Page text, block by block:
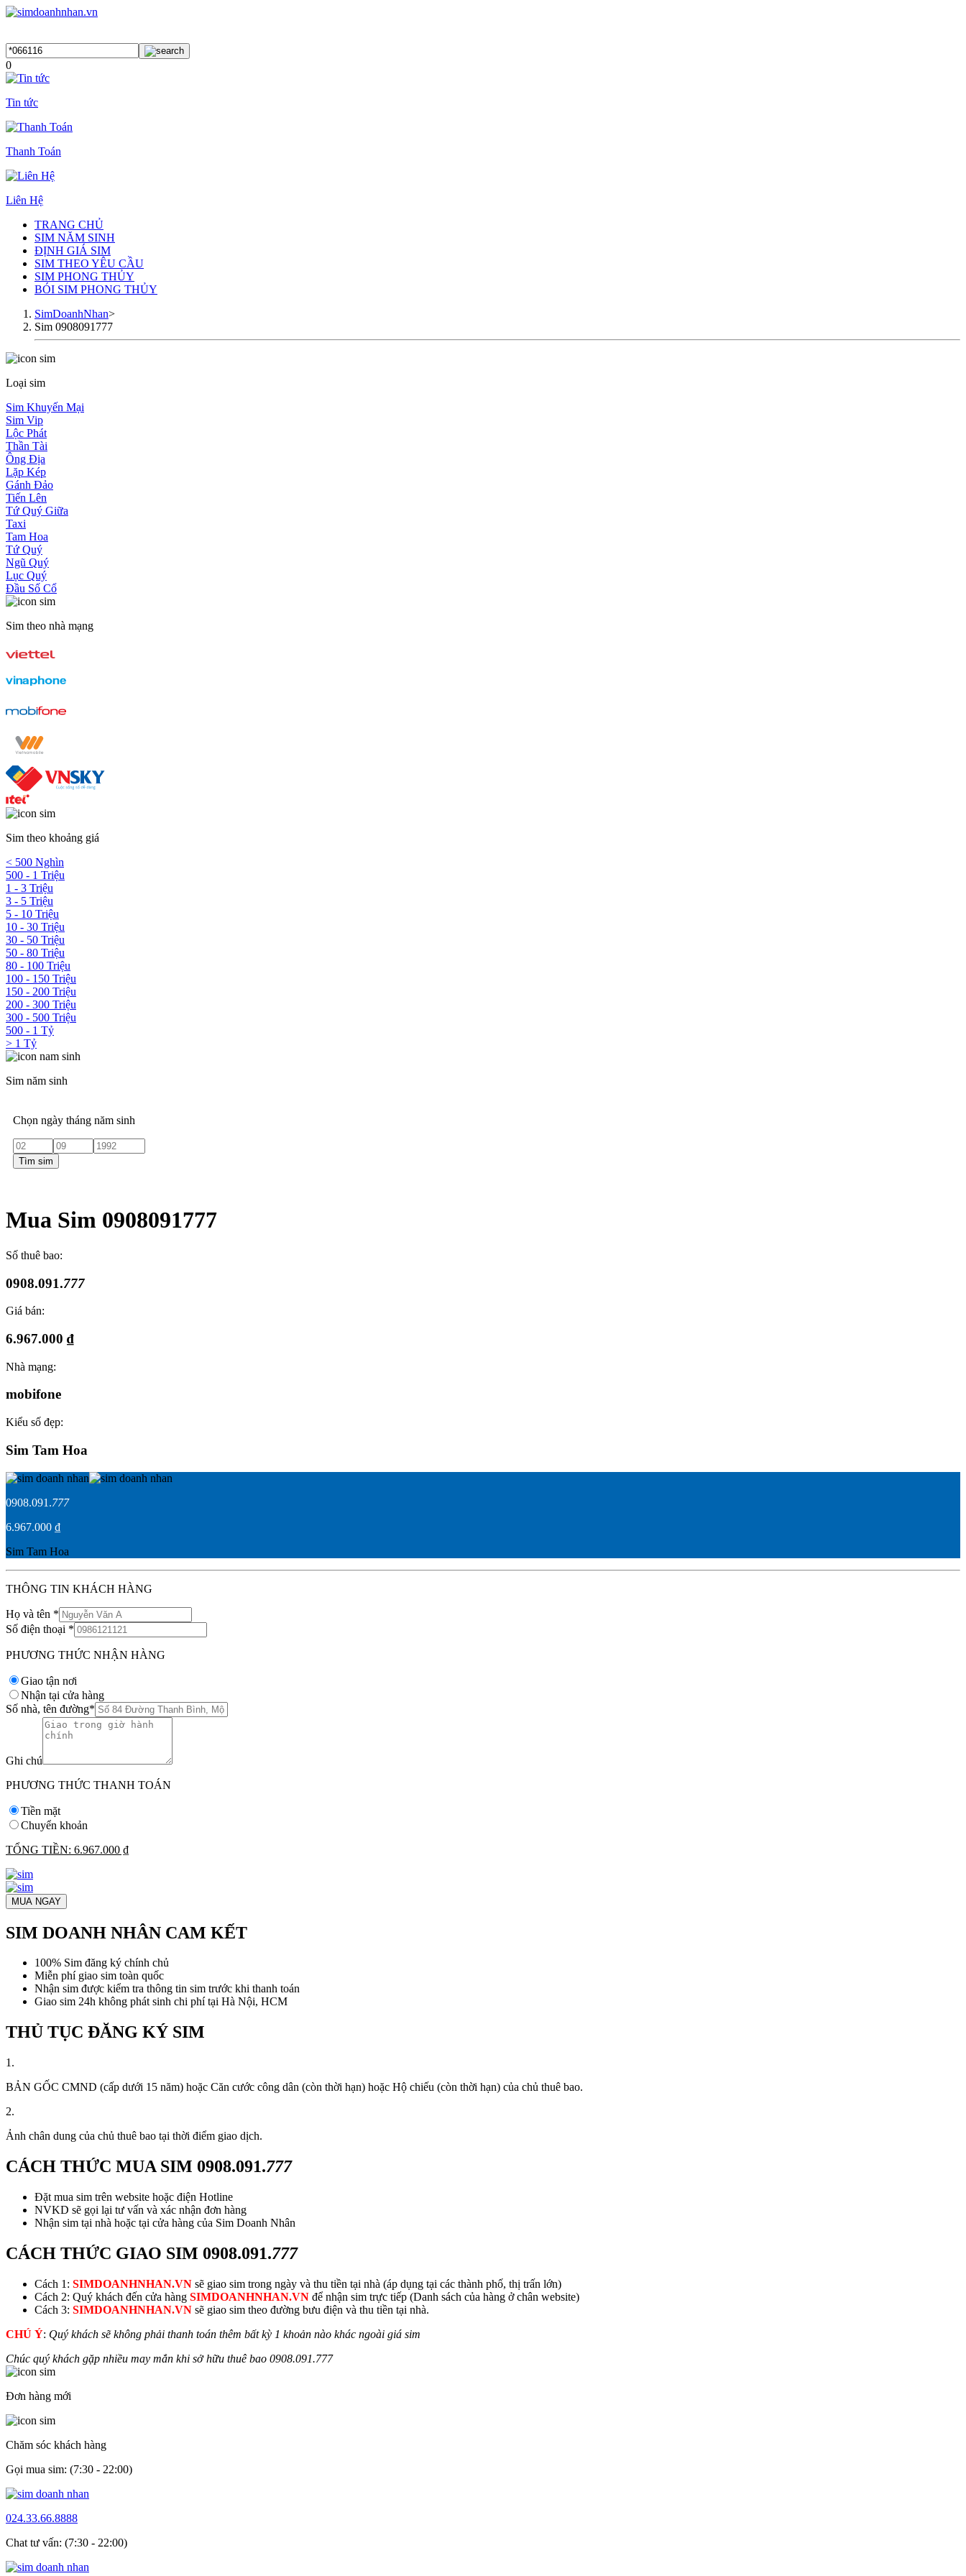
0
Tin tức
Thanh Toán
Liên Hệ
TRANG CHỦ
SIM NĂM SINH
ĐỊNH GIÁ SIM
SIM THEO YÊU CẦU
SIM PHONG THỦY
BÓI SIM PHONG THỦY
SimDoanhNhan>
Sim 0908091777
Loại sim
Sim Khuyến Mại
Sim Vip
Lộc Phát
Thần Tài
Ông Địa
Lặp Kép
Gánh Đảo
Tiến Lên
Tứ Quý Giữa
Taxi
Tam Hoa
Tứ Quý
Ngũ Quý
Lục Quý
Đầu Số Cổ
Sim theo nhà mạng
Sim theo khoảng giá
< 500 Nghìn
500 - 1 Triệu
1 - 3 Triệu
3 - 5 Triệu
5 - 10 Triệu
10 - 30 Triệu
30 - 50 Triệu
50 - 80 Triệu
80 - 100 Triệu
100 - 150 Triệu
150 - 200 Triệu
200 - 300 Triệu
300 - 500 Triệu
500 - 1 Tỷ
> 1 Tỷ
Sim năm sinh
Chọn ngày tháng năm sinh
Tìm sim
Mua Sim 0908091777
Số thuê bao:
0908.091.777
Giá bán:
6.967.000 ₫
Nhà mạng:
mobifone
Kiểu số đẹp:
Sim Tam Hoa
0908.091.777
6.967.000 ₫
Sim Tam Hoa
THÔNG TIN KHÁCH HÀNG
Họ và tên *
Số điện thoại *
PHƯƠNG THỨC NHẬN HÀNG
Giao tận nơi
Nhận tại cửa hàng
Số nhà, tên đường*
Ghi chú
PHƯƠNG THỨC THANH TOÁN
Tiền mặt
Chuyển khoản
TỔNG TIỀN: 6.967.000 ₫
MUA NGAY
SIM DOANH NHÂN CAM KẾT
100% Sim đăng ký chính chủ
Miễn phí giao sim toàn quốc
Nhận sim được kiểm tra thông tin sim trước khi thanh toán
Giao sim 24h không phát sinh chi phí tại Hà Nội, HCM
THỦ TỤC ĐĂNG KÝ SIM
1.
BẢN GỐC CMND (cấp dưới 15 năm) hoặc Căn cước công dân (còn thời hạn) hoặc Hộ chiếu (còn thời hạn) của chủ thuê bao.
2.
Ảnh chân dung của chủ thuê bao tại thời điểm giao dịch.
CÁCH THỨC MUA SIM 0908.091.777
Đặt mua sim trên website hoặc điện Hotline
NVKD sẽ gọi lại tư vấn và xác nhận đơn hàng
Nhận sim tại nhà hoặc tại cửa hàng của Sim Doanh Nhân
CÁCH THỨC GIAO SIM 0908.091.777
Cách 1: SIMDOANHNHAN.VN sẽ giao sim trong ngày và thu tiền tại nhà (áp dụng tại các thành phố, thị trấn lớn)
Cách 2: Quý khách đến cửa hàng SIMDOANHNHAN.VN để nhận sim trực tiếp (Danh sách của hàng ở chân website)
Cách 3: SIMDOANHNHAN.VN sẽ giao sim theo đường bưu điện và thu tiền tại nhà.
CHÚ Ý: Quý khách sẽ không phải thanh toán thêm bất kỳ 1 khoản nào khác ngoài giá sim
Chúc quý khách gặp nhiều may mắn khi sở hữu thuê bao 0908.091.777
Đơn hàng mới
Chăm sóc khách hàng
Gọi mua sim: (7:30 - 22:00)
024.33.66.8888
Chat tư vấn: (7:30 - 22:00)